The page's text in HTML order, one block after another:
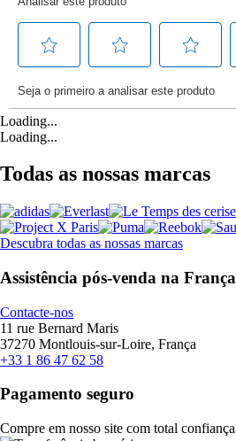
Loading...
Loading...
Todas as nossas marcas
Descubra todas as nossas marcas
Assistência pós-venda na França
Contacte-nos
11 rue Bernard Maris
37270 Montlouis-sur-Loire, França
+33 1 86 47 62 58
Pagamento seguro
Compre em nosso site com total confiança